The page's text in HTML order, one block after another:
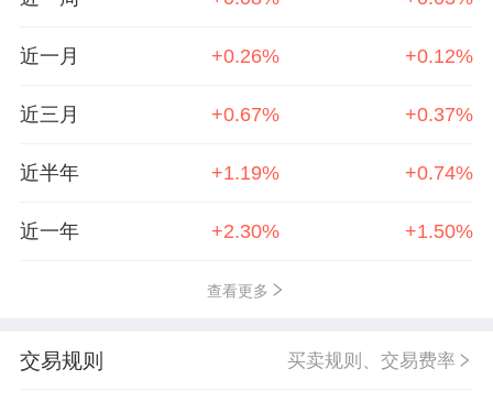
近一月 +0.26% +0.12%
近三月 +0.67% +0.37%
近半年 +1.19% +0.74%
近一年 +2.30% +1.50%
查看更多
交易规则 买卖规则、交易费率